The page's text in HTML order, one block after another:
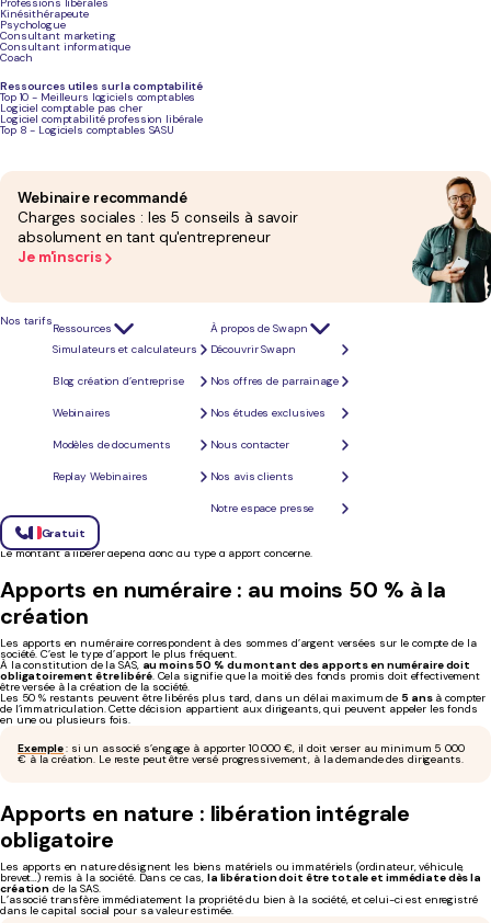
Professions libérales
Kinésithérapeute
Psychologue
Consultant marketing
Consultant informatique
Coach
Ressources utiles sur la comptabilité
Top 10 - Meilleurs logiciels comptables
Logiciel comptable pas cher
Logiciel comptabilité profession libérale
Top 8 - Logiciels comptables SASU
Webinaire recommandé
Charges sociales : les 5 conseils à savoir
absolument en tant qu'entrepreneur
Je m'inscris
Nos tarifs
Ressources
Simulateurs et calculateurs
Blog création d’entreprise
Webinaires
Modèles de documents
Replay Webinaires
À propos de Swapn
Découvrir Swapn
Nos offres de parrainage
Nos études exclusives
Nous contacter
Nos avis clients
Notre espace presse
Gratuit
À noter:l’apport en industrie , qui correspond à une mise à disposition de
concerné par la libération du capital.
Libération du capital social en SAS :
quel montant minimum libérer ?
La loi distingue deux cas de figure selon la nature des apports : en numéraire ou en nature.
Le montant à libérer dépend donc du type d’apport concerné.
Apports en numéraire : au moins 50 % à la
création
Les apports en numéraire correspondent à des sommes d’argent versées sur le compte de la
société. C’est le type d’apport le plus fréquent.
À la constitution de la SAS, au moins 50 % du montant des apports en numéraire doit
obligatoirement être libéré. Cela signifie que la moitié des fonds promis doit effectivement
être versée à la création de la société.
Les 50 % restants peuvent être libérés plus tard, dans un délai maximum de 5 ansà compter
de l’immatriculation. Cette décision appartient aux dirigeants, qui peuvent appeler les fonds
en une ou plusieurs fois.
Exemple: si un associé s’engage à apporter 10 000 €, il doit verser au minimum 5 000
€ à la création. Le reste peut être versé progressivement, à la demande des dirigeants.
Apports en nature : libération intégrale
obligatoire
Les apports en nature désignent les biens matériels ou immatériels (ordinateur, véhicule,
brevet…) remis à la société. Dans ce cas, la libération doit être totale et immédiate dès la
création de la SAS.
L’associé transfère immédiatement la propriété du bien à la société, et celui-ci est enregistré
dans le capital social pour sa valeur estimée.